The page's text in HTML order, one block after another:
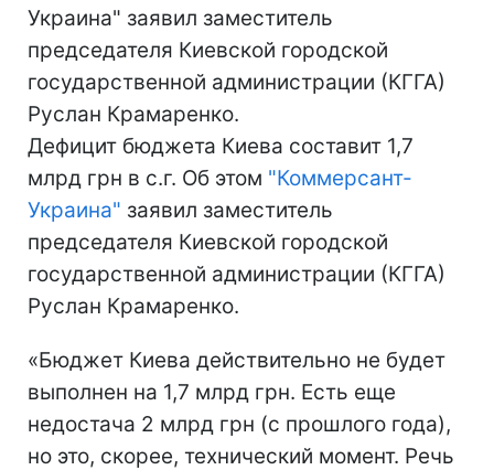
Украина" заявил заместитель
председателя Киевской городской
государственной администрации (КГГА)
Руслан Крамаренко.
Дефицит бюджета Киева составит 1,7
млрд грн в с.г. Об этом "Коммерсант-
Украина" заявил заместитель
председателя Киевской городской
государственной администрации (КГГА)
Руслан Крамаренко.
«Бюджет Киева действительно не будет
выполнен на 1,7 млрд грн. Есть еще
недостача 2 млрд грн (с прошлого года),
но это, скорее, технический момент. Речь